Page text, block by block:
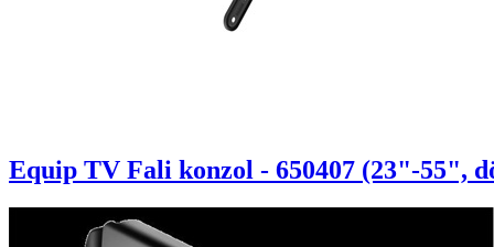
Equip TV Fali konzol - 650407 (23"-55",